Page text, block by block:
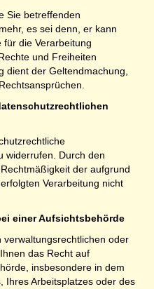
Sie betreffenden
es sei denn, er kann
die Verarbeitung
und Freiheiten
dient der Geltendmachung,
widerrufen. Durch den
der aufgrund
Verarbeitung nicht
einer Aufsichtsbehörde
oder
das Recht auf
insbesondere in dem
Ihres Arbeitsplatzes oder des